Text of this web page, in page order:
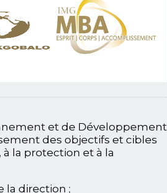
et de Développement
des objectifs et cibles
la protection et à la
la direction ;